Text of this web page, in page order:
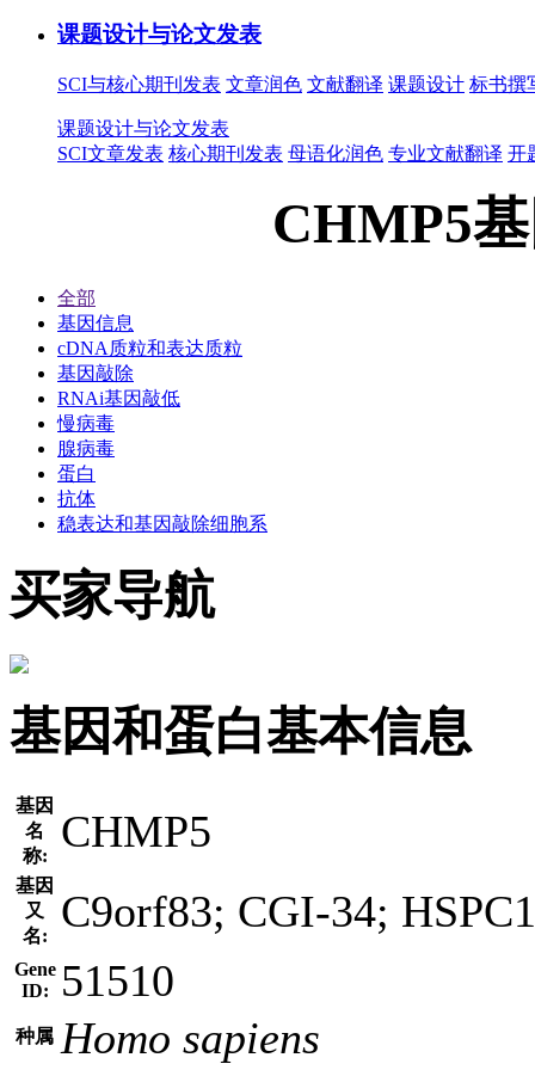
课题设计与论文发表
SCI与核心期刊发表 文章润色 文献翻译 课题设计 标书撰
课题设计与论文发表
SCI文章发表 核心期刊发表 母语化润色 专业文献翻译 开
CHMP5
全部
基因信息
cDNA质粒和表达质粒
基因敲除
RNAi基因敲低
慢病毒
腺病毒
蛋白
抗体
稳表达和基因敲除细胞系
买家导航
基因和蛋白基本信息
基因
名
称:
CHMP5
基因
又
名:
C9orf83; CGI-34;
Gene
ID:
51510
种属 Homo sapiens